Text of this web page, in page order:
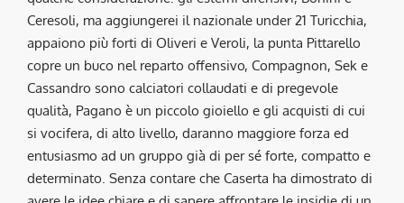
Ceresoli, ma aggiungerei il nazionale under 21 Turicchia,
appaiono più forti di Oliveri e Veroli, la punta Pittarello
copre un buco nel reparto offensivo, Compagnon, Sek e
Cassandro sono calciatori collaudati e di pregevole
qualità, Pagano è un piccolo gioiello e gli acquisti di cui
si vocifera, di alto livello, daranno maggiore forza ed
entusiasmo ad un gruppo già di per sé forte, compatto e
determinato. Senza contare che Caserta ha dimostrato di